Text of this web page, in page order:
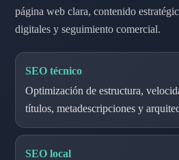
página web clara, contenido
digitales y seguimiento comercial.
SEO técnico
Optimización de estructura,
títulos, metadescripciones y
SEO local